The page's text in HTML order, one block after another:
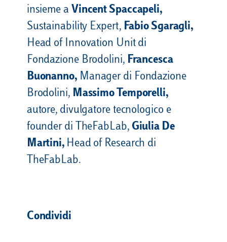
insieme a Vincent Spaccapeli,
Sustainability Expert, Fabio Sgaragli,
Head of Innovation Unit di
Fondazione Brodolini, Francesca
Buonanno,Manager di Fondazione
Brodolini, Massimo Temporelli,
autore, divulgatore tecnologico e
founder di TheFabLab, Giulia De
Martini, Head of Research di
TheFabLab.
Condividi